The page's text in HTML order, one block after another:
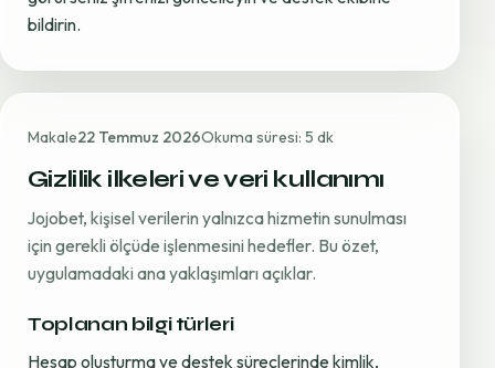
bildirin.
Makale22 Temmuz 2026Okuma süresi: 5 dk
Gizlilik ilkeleri ve veri kullanımı
Jojobet, kişisel verilerin yalnızca hizmetin sunulması
için gerekli ölçüde işlenmesini hedefler. Bu özet,
uygulamadaki ana yaklaşımları açıklar.
Toplanan bilgi türleri
Hesap oluşturma ve destek süreçlerinde kimlik,